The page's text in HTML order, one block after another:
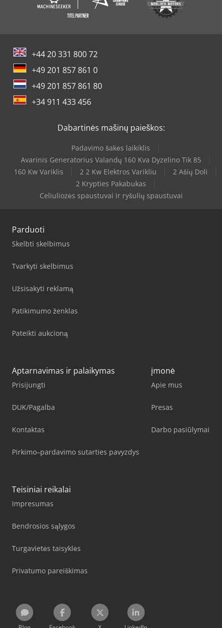
+44 20 331 800 72
+49 201 857 861 0
+49 201 857 861 80
+34 911 433 456
Dabartinės mašinų paieškos:
Padavimo šakės laikiklis
Avarinis Generatorius Valandų 160 Kva Dyzelino Tik 85
160 Kw Variklis
2 2 Kw Elektros Varikliu
2 Ašių Doli
2 Krypties Pakabukas
Celiuliozės spaustuvai ir ryšulių spaustuvai
Parduoti
Skelbti skelbimus
Tvarkyti skelbimus
Užsisakyti reklamą
Patikimumo ženklas
Pateikti aukcioną
Aptarnavimas ir palaikymas
Prisijungti
DUK/Pagalba
Kontaktas
Pirkimo–pardavimo sutarties pavyzdys
įmonė
Apie mus
Presas
Darbo pasiūlymai
Teisiniai reikalai
Impresumas
Bendrosios sąlygos
Turgavietės taisyklės
Privatumo pareiškimas